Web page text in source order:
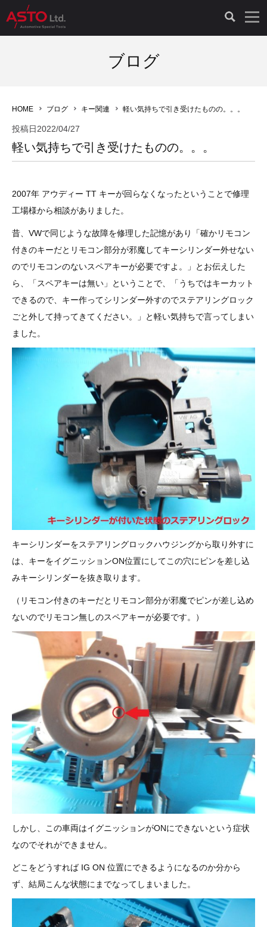
EV 専用 整備機器（11）
オプション品（17）
TPMS（4）
その他（9）
内視カメラ（6）
安定化電源ユニット（8）
バッテリーテスター（4）
古い車両用診断テスター（10）
OTOFIX Powered by AUTEL（4）
Hubitools（17）
ドイツ車（211）
イタリア/フランス車（27）
イギリス車（23）
バッテリーチャージャー（4）
ディーゼルインジェクター&グロープラグ ツール（7）
ホイールロック取り外しツール（6）
シミュレータ（19）
その他（8）
イギリス車（26）
スウェーデン車（45）
日本車（40）
ロシア（8）
ステアリングロックエミュレータ（28）
キー関連（19）
ライト関連（6）
クローン作製（20）
イモビライザーOFF（1）
その他（6）
その他（2）
ブログ
HOME ブログ キー関連 軽い気持ちで引き受けたものの。。。
投稿日2022/04/27
軽い気持ちで引き受けたものの。。。
2007年 アウディー TT キーが回らなくなったということで修理
工場様から相談がありました。
昔、VWで同じような故障を修理した記憶があり「確かリモコン
付きのキーだとリモコン部分が邪魔してキーシリンダー外せない
のでリモコンのないスペアキーが必要ですよ。」とお伝えした
ら、「スペアキーは無い」ということで、「うちではキーカット
できるので、キー作ってシリンダー外すのでステアリングロック
ごと外して持ってきてください。」と軽い気持ちで言ってしまい
ました。
キーシリンダーをステアリングロックハウジングから取り外すに
は、キーをイグニッションON位置にしてこの穴にピンを差し込
みキーシリンダーを抜き取ります。
（リモコン付きのキーだとリモコン部分が邪魔でピンが差し込め
ないのでリモコン無しのスペアキーが必要です。）
しかし、この車両はイグニッションがONにできないという症状
なのでそれができません。
どこをどうすれば IG ON 位置にできるようになるのか分から
ず、結局こんな状態にまでなってしまいました。